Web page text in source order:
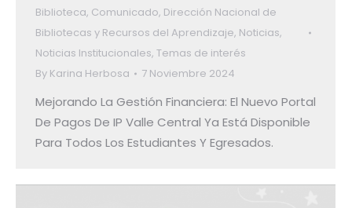
Biblioteca, Comunicado, Dirección Nacional de
Bibliotecas y Recursos del Aprendizaje, Noticias,
Noticias Institucionales, Temas de interés
By Karina Herbosa 7 Noviembre 2024
Mejorando La Gestión Financiera: El Nuevo Portal
De Pagos De IP Valle Central Ya Está Disponible
Para Todos Los Estudiantes Y Egresados.